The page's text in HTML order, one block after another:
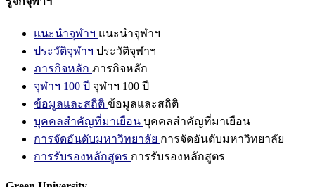
แนะนำจุฬาฯ แนะนำจุฬาฯ
ประวัติจุฬาฯ ประวัติจุฬาฯ
ภารกิจหลัก ภารกิจหลัก
จุฬาฯ 100 ปี จุฬาฯ 100 ปี
ข้อมูลและสถิติ ข้อมูลและสถิติ
บุคคลสำคัญที่มาเยือน บุคคลสำคัญที่มาเยือน
การจัดอันดับมหาวิทยาลัย การจัดอันดับมหาวิทยาลัย
การรับรองหลักสูตร การรับรองหลักสูตร